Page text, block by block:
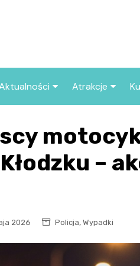
Wszystkie wpisy
Atrakcje
we Wrocławiu
Co warto
Wrocławiu?
–
2026 Policja, Wypadki